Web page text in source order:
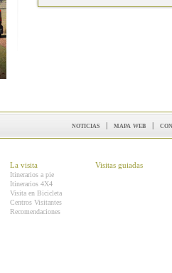
noticias | mapa web |
La visita
Itinerarios a pie
Itinerarios 4X4
Visita en Bicicleta
Centros Visitantes
Recomendaciones
Visitas guiadas